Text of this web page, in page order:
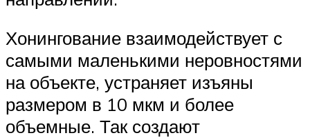
Хонингование взаимодействует с
самыми маленькими неровностями
на объекте, устраняет изъяны
размером в 10 мкм и более
объемные. Так создают